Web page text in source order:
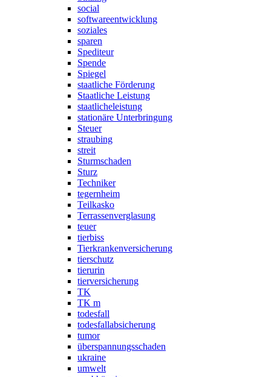
social
softwareentwicklung
soziales
sparen
Spediteur
Spende
Spiegel
staatliche Förderung
Staatliche Leistung
staatlicheleistung
stationäre Unterbringung
Steuer
straubing
streit
Sturmschaden
Sturz
Techniker
tegernheim
Teilkasko
Terrassenverglasung
teuer
tierbiss
Tierkrankenversicherung
tierschutz
tierurin
tierversicherung
TK
TK m
todesfall
todesfallabsicherung
tumor
überspannungsschaden
ukraine
umwelt